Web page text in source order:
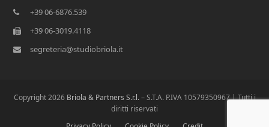
+39 06-6876.539
+39 06-3019.4118
segreteria@studiobriola.it
Copyright 2026 Briola & Partners S.r.l.– S.T.A. P.IVA 10579350967 | Tutti i
diritti riservati